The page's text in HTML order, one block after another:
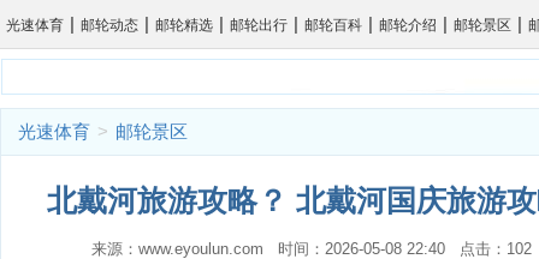
光速体育 | 邮轮动态 | 邮轮精选 | 邮轮出行 | 邮轮百科 | 邮轮介绍 | 邮轮景区 |
光速体育 > 邮轮景区
北戴河旅游攻略？ 北戴河国庆旅游
来源：www.eyoulun.com 时间：2026-05-08 22:40 点击：